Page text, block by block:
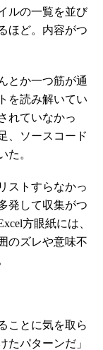
ルの一覧を並び
ほど。内容がつ
とか一つ筋が通
を読み解いてい
れていなかっ
、ソースコード
た。
ストすらなかっ
発して収集がつ
方眼紙には、
のズレや意味不
ことに気を取ら
たパターンだ」